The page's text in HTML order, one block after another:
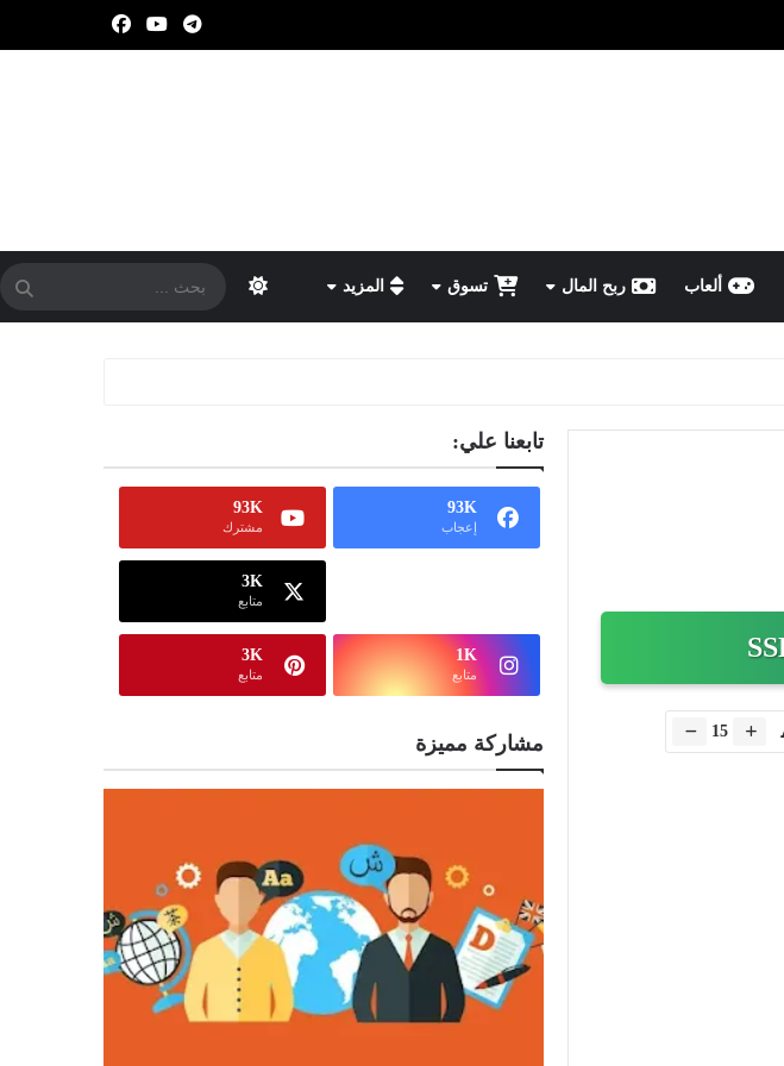
ألعاب ربح المال تسوق المزيد
15
تابعنا علي:
93K
إعجاب
93K
مشترك
3K
متابع
1K
متابع
3K
متابع
مشاركة مميزة